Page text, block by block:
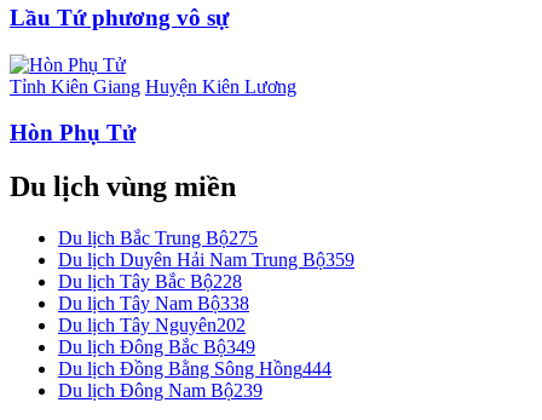
Lầu Tứ phương vô sự
Tỉnh Kiên Giang Huyện Kiên Lương
Hòn Phụ Tử
Du lịch vùng miền
Du lịch Bắc Trung Bộ275
Du lịch Duyên Hải Nam Trung Bộ359
Du lịch Tây Bắc Bộ228
Du lịch Tây Nam Bộ338
Du lịch Tây Nguyên202
Du lịch Đông Bắc Bộ349
Du lịch Đồng Bằng Sông Hồng444
Du lịch Đông Nam Bộ239